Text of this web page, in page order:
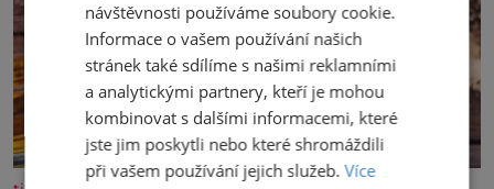
návštěvnosti používáme soubory cookie.
Informace o vašem používání našich
stránek také sdílíme s našimi reklamními
a analytickými partnery, kteří je mohou
kombinovat s dalšími informacemi, které
jste jim poskytli nebo které shromáždili
při vašem používání jejich služeb.Více